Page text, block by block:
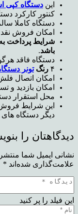
این دستگاه کپی
کنتور کارکرد
دستگاه کاملا
امکان فروش
شرایط پرداخت
باشد.
دستگاه فاقد
۴ رنگتونر
امکان اتصال
امکان بازدید و
محل استقرار
این شرایط
دیگر دستگاه
دیدگاهتان را
نشانی ایمیل شما
علامت‌گذاری شده‌اند *
این فیلد را پر کنید